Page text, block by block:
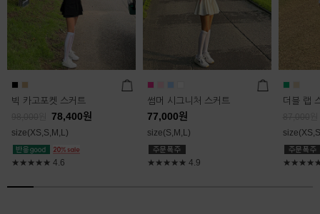
빅 카고포켓 스커트
78,400원
size(XS,S,M,L)
★★★★★ 4.6
썸머 시그니처 스커트
77,000원
size(S,M,L)
★★★★★ 4.9
더블 랩